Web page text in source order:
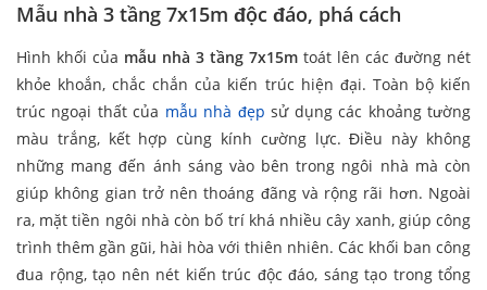
Mẫu nhà 3 tầng 7x15m độc đáo, phá cách
Hình khối của mẫu nhà 3 tầng 7x15m toát lên các đường nét
khỏe khoắn, chắc chắn của kiến trúc hiện đại. Toàn bộ kiến
trúc ngoại thất của mẫu nhà đẹp sử dụng các khoảng tường
màu trắng, kết hợp cùng kính cường lực. Điều này không
những mang đến ánh sáng vào bên trong ngôi nhà mà còn
giúp không gian trở nên thoáng đãng và rộng rãi hơn. Ngoài
ra, mặt tiền ngôi nhà còn bố trí khá nhiều cây xanh, giúp công
trình thêm gần gũi, hài hòa với thiên nhiên. Các khối ban công
đua rộng, tạo nên nét kiến trúc độc đáo, sáng tạo trong tổng